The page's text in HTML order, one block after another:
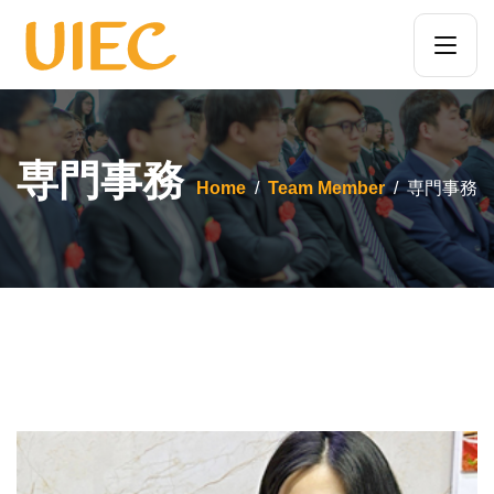
専門事務 Home Team Member 専門事務